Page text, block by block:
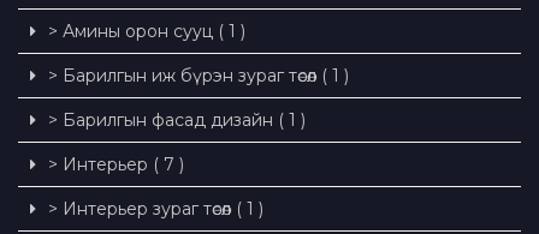
> Амины орон сууц ( 1 )
> Барилгын иж бүрэн зураг төсөл ( 1 )
> Барилгын фасад дизайн ( 1 )
> Интерьер ( 7 )
> Интерьер зураг төсөл ( 1 )